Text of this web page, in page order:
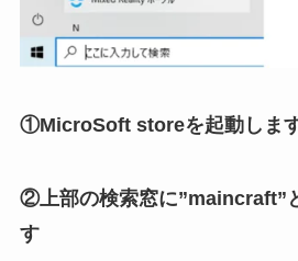
①MicroSoft storeを起動しま
②上部の検索窓に”maincraft”
す